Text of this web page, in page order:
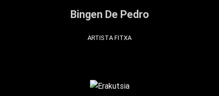
Bingen De Pedro
ARTISTA FITXA